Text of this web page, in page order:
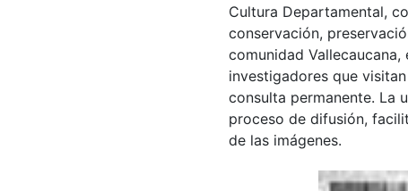
Cultura Departamental,
conservación,
comunidad
investigadores que
consulta permanente. La
proceso de difusión,
de las imágenes.